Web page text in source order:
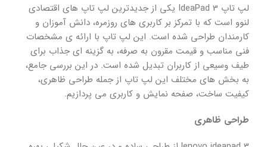
لپ تاپ IdeaPad 3 یکی از جدیدترین لپ تاپ های اقتصادی
لنوو است که با تمرکز بر کاربری های روزمره، دانش آموزان و
کارمندان طراحی شده است. این لپ تاپ با ارائه ی مشخصات
فنی مناسب و قیمت مقرون به صرفه، به گزینه ای جذاب برای
طیف وسیعی از کاربران تبدیل شده است. در این بررسی جامع،
به بخش های مختلف این لپ تاپ از جمله طراحی ظاهری،
کیفیت ساخت، صفحه نمایش و کاربری می پردازیم.
طراحی ظاهری